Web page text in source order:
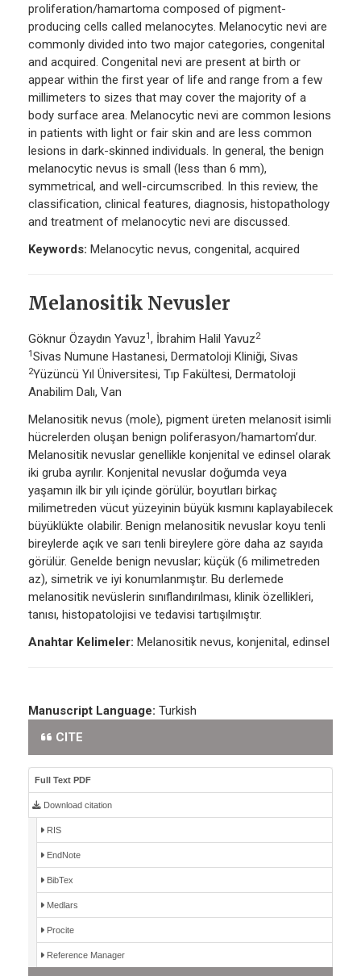
proliferation/hamartoma composed of pigment-
producing cells called melanocytes. Melanocytic nevi are
commonly divided into two major categories, congenital
and acquired. Congenital nevi are present at birth or
appear within the first year of life and range from a few
millimeters to sizes that may cover the majority of a
body surface area. Melanocytic nevi are common lesions
in patients with light or fair skin and are less common
lesions in dark-skinned individuals. In general, the benign
melanocytic nevus is small (less than 6 mm),
symmetrical, and well-circumscribed. In this review, the
classification, clinical features, diagnosis, histopathology
and treatment of melanocytic nevi are discussed.
Keywords: Melanocytic nevus, congenital, acquired
Melanositik Nevusler
Göknur Özaydın Yavuz1, İbrahim Halil Yavuz2
1Sivas Numune Hastanesi, Dermatoloji Kliniği, Sivas
2Yüzüncü Yıl Üniversitesi, Tıp Fakültesi, Dermatoloji
Anabilim Dalı, Van
Melanositik nevus (mole), pigment üreten melanosit isimli
hücrelerden oluşan benign poliferasyon/hamartom’dur.
Melanositik nevuslar genellikle konjenital ve edinsel olarak
iki gruba ayrılır. Konjenital nevuslar doğumda veya
yaşamın ilk bir yılı içinde görülür, boyutları birkaç
milimetreden vücut yüzeyinin büyük kısmını kaplayabilecek
büyüklükte olabilir. Benign melanositik nevuslar koyu tenli
bireylerde açık ve sarı tenli bireylere göre daha az sayıda
görülür. Genelde benign nevuslar; küçük (6 milimetreden
az), simetrik ve iyi konumlanmıştır. Bu derlemede
melanositik nevüslerin sınıflandırılması, klinik özellikleri,
tanısı, histopatolojisi ve tedavisi tartışılmıştır.
Anahtar Kelimeler: Melanositik nevus, konjenital, edinsel
Manuscript Language: Turkish
CITE
Full Text PDF
Download citation
RIS
EndNote
BibTex
Medlars
Procite
Reference Manager